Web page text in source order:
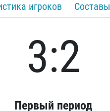
игроков Составы
3:2
Первый период